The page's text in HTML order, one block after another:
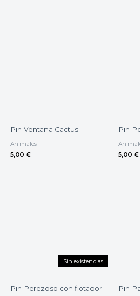
Pin Ventana Cactus
Animales
5,00 €
Pin
5,00 €
Sin existencias
Pin Perezoso con flotador Pin